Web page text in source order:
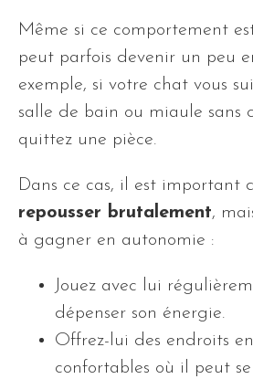
Même si ce comportement
peut parfois devenir un peu
exemple, si votre chat vous
salle de bain ou miaule sans
quittez une pièce.
Dans ce cas, il est important
repousser brutalement,
à gagner en autonomie :
Jouez avec lui
dépenser son énergie.
Offrez-lui des endroits
confortables où il peut